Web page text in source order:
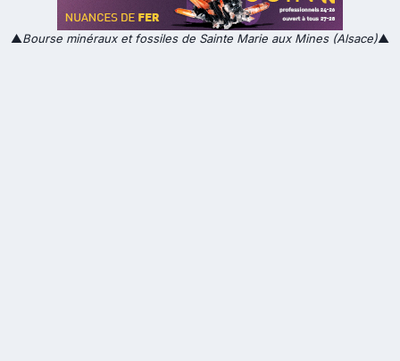
▲Bourse minéraux et fossiles de Sainte Marie aux Mines (Alsace)▲